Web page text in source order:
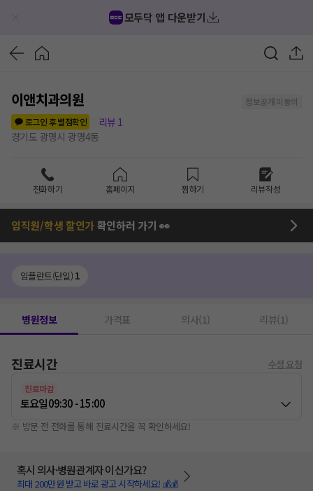
모두닥 앱 다운받기
이앤치과의원
정보공개 미동의
로그인 후 별점확인
리뷰 1
경기도 광명시 광명4동
전화하기 홈페이지 찜하기 리뷰작성
임직원/학생 할인가확인하러 가기 👀
임플란트(단일) 1
병원정보 가격표 의사(1) 리뷰(1)
진료시간 수정 요청
진료마감
토요일09:30 - 15:00
※ 방문 전 전화를 통해 진료시간을 꼭 확인하세요!
혹시 의사·병원관계자 이신가요?
최대 200만원 받고 바로 광고 시작하세요! 💰💰